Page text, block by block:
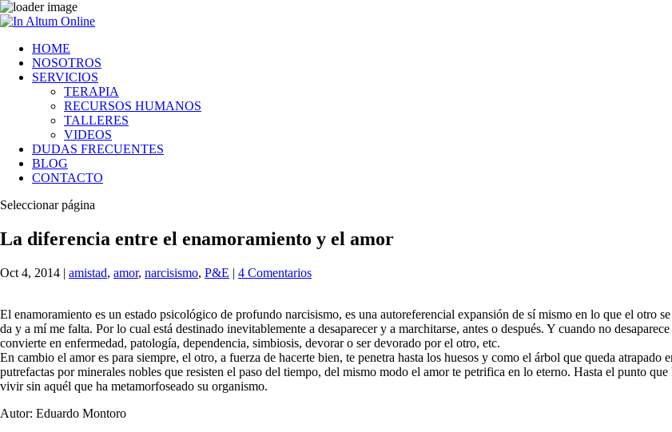
HOME
NOSOTROS
SERVICIOS
TERAPIA
RECURSOS HUMANOS
TALLERES
VIDEOS
DUDAS FRECUENTES
BLOG
CONTACTO
Seleccionar página
La diferencia entre el enamoramiento y el amor
Oct 4, 2014 | amistad, amor, narcisismo, P&E | 4 Comentarios
El enamoramiento es un estado psicológico de profundo narcisismo, es una autoreferencial expansión de sí mismo en lo que el otro
da y a mí me falta. Por lo cual está destinado inevitablemente a desaparecer y a marchitarse, antes o después. Y cuando no
convierte en enfermedad, patología, dependencia, simbiosis, devorar o ser devorado por el otro, etc.
En cambio el amor es para siempre, el otro, a fuerza de hacerte bien, te penetra hasta los huesos y como el árbol que queda
putrefactas por minerales nobles que resisten el paso del tiempo, del mismo modo el amor te petrifica en lo eterno. Hasta el punto
vivir sin aquél que ha metamorfoseado su organismo.
Autor: Eduardo Montoro